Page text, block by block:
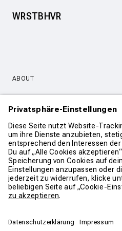
WRSTBHVR
ABOUT
SERVICE & SUPPORT
KONTAKT